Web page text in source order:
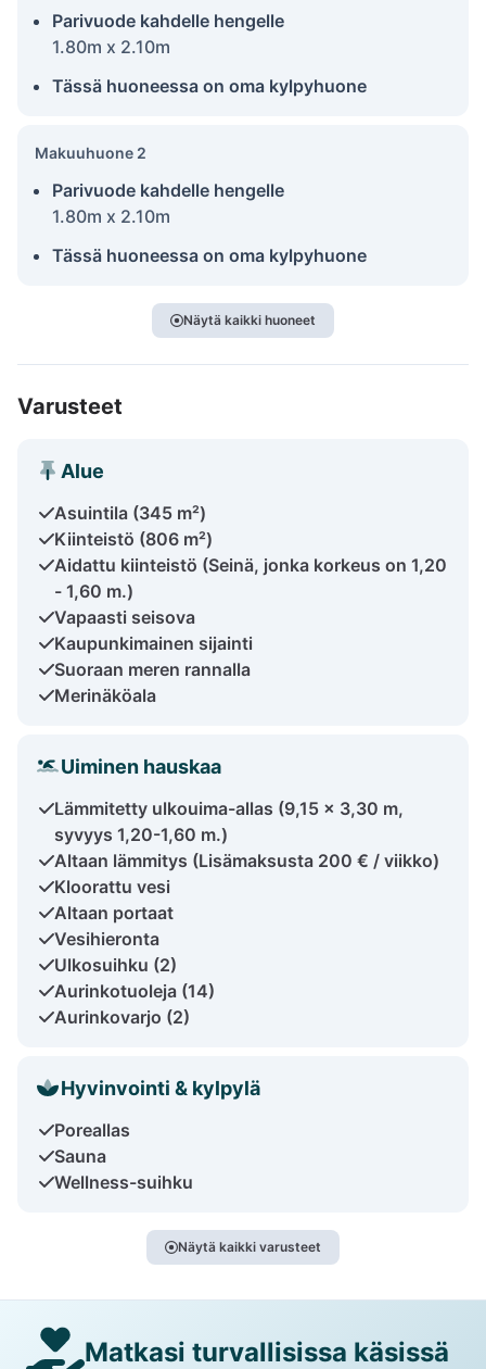
Parivuode kahdelle hengelle
1.80m x 2.10m
Tässä huoneessa on oma kylpyhuone
Makuuhuone 2
Parivuode kahdelle hengelle
1.80m x 2.10m
Tässä huoneessa on oma kylpyhuone
Näytä kaikki huoneet
Varusteet
Alue
Asuintila (345 m²)
Kiinteistö (806 m²)
Aidattu kiinteistö (Seinä, jonka korkeus on 1,20
- 1,60 m.)
Vapaasti seisova
Kaupunkimainen sijainti
Suoraan meren rannalla
Merinäköala
Uiminen hauskaa
Lämmitetty ulkouima-allas (9,15 x 3,30 m,
syvyys 1,20-1,60 m.)
Altaan lämmitys (Lisämaksusta 200 € / viikko)
Kloorattu vesi
Altaan portaat
Vesihieronta
Ulkosuihku (2)
Aurinkotuoleja (14)
Aurinkovarjo (2)
Hyvinvointi & kylpylä
Poreallas
Sauna
Wellness-suihku
Näytä kaikki varusteet
Matkasi turvallisissa käsissä